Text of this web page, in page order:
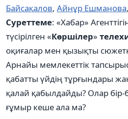
Байсақалов, Айнұр Ешманова,
Суреттеме: «Хабар»
түсірілген «Көршілер»
оқиғалар мен қызықты
Арнайы мемлекеттік
қабатты үйдің тұрғындары
қалай қабылдайды? Олар бір-
ғұмыр кеше ала ма?